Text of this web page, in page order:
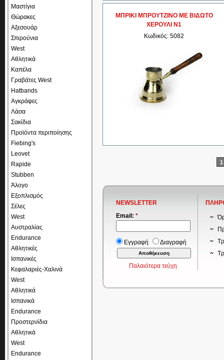
Μαστίγια
Θώρακες
Αξεσουάρ
Σπιρούνια
West
Αθλητικά
Καπέλα
Γραβάτες West
Hatbands
Αγκράφες
Λάσα
Σακίδια
Προϊόντα περιποίησης
Fiebing's
Leovet
Rapide
Stubben
Άλογο
Εξοπλισμός
Σέλες
West
Αυστραλίας
Endurance
Αθλητικές
Ισπανικές
Κεφαλαριές-Χαλινά
West
Αθλητικά
Ισπανικά
Endurance
Προστερνίδια
Αθλητικά
West
Endurance
ΜΠΡΙΚΙ ΜΠΡΟΥΤΖΙΝΟ ΜΕ ΒΙΔΩΤΟ
ΧΕΡΟΥΛΙ Ν1
Κωδικός: 5082
1
NEWSLETTER
Email: *
Εγγραφή Διαγραφή
Παλαιότερα τεύχη